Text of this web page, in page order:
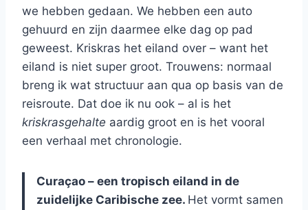
we hebben gedaan. We hebben een auto
gehuurd en zijn daarmee elke dag op pad
geweest. Kriskras het eiland over – want het
eiland is niet super groot. Trouwens: normaal
breng ik wat structuur aan qua op basis van de
reisroute. Dat doe ik nu ook – al is het
kriskrasgehalte aardig groot en is het vooral
een verhaal met chronologie.
Curaçao – een tropisch eiland in de
zuidelijke Caribische zee. Het vormt samen